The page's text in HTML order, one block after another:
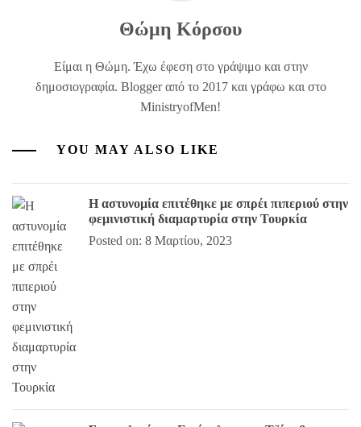
Θώμη Κόρσου
Είμαι η Θώμη. Έχω έφεση στο γράψιμο και στην
δημοσιογραφία. Blogger από το 2017 και γράφω και στο
MinistryofMen!
YOU MAY ALSO LIKE
Η αστυνομία επιτέθηκε με σπρέι πιπεριού στην
φεμινιστική διαμαρτυρία στην Τουρκία
Posted on: 8 Μαρτίου, 2023